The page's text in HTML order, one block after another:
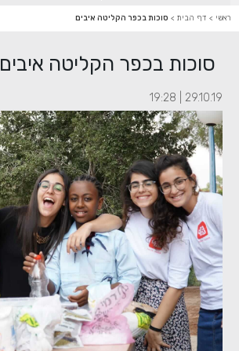
ראשי > דף הבית > סוכות בכפר הקליטה איבים
סוכות בכפר הקליטה איבים
29.10.19 | 19:28